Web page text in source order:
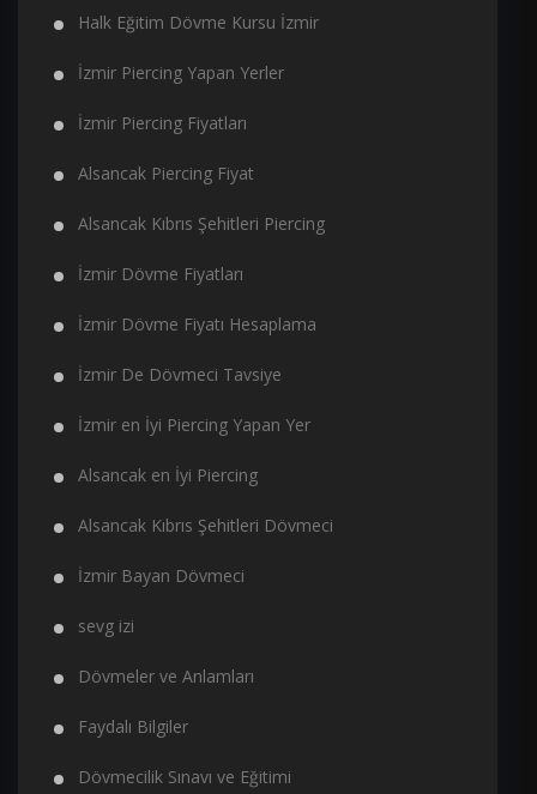
Halk Eğitim Dövme Kursu İzmir
İzmir Piercing Yapan Yerler
İzmir Piercing Fiyatları
Alsancak Piercing Fiyat
Alsancak Kıbrıs Şehitleri Piercing
İzmir Dövme Fiyatları
İzmir Dövme Fiyatı Hesaplama
İzmir De Dövmeci Tavsiye
İzmir en İyi Piercing Yapan Yer
Alsancak en İyi Piercing
Alsancak Kıbrıs Şehitleri Dövmeci
İzmir Bayan Dövmeci
sevg izi
Dövmeler ve Anlamları
Faydalı Bilgiler
Dövmecilik Sınavı ve Eğitimi